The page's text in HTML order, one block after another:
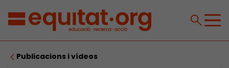
Publicacions i vídeos